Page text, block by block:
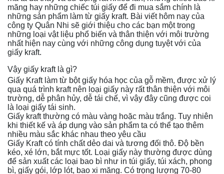
măng hay những chiếc túi giấy để đi mua sắm chính là
những sản phẩm làm từ giấy kraft. Bài viết hôm nay của
công ty Quân Nhi sẽ giới thiệu cho các bạn một trong
những loại vật liệu phổ biến và thân thiện với môi trường
nhất hiện nay cùng với những công dụng tuyệt với của
giấy kraft.
Vậy giấy kraft là gì?
Giấy Kraft làm từ bột giấy hóa học của gỗ mềm, được xử lý
qua quá trình kraft nên loại giấy này rất thân thiện với môi
trường, dễ phân hủy, dễ tái chế, vì vậy đây cũng được coi
là loại giấy tái sinh.
Giấy kraft thường có màu vàng hoặc màu trắng. Tuy nhiên
khi thiết kế và áp dụng vào sản phẩm ta có thể tạo thêm
nhiều màu sắc khác nhau theo yêu cầu
Giấy Kraft có tính chất dẻo dai và tương đối thô. Độ bền
kéo, xé lớn, bắt mực tốt. Loại giấy này thường được dùng
để sản xuất các loại bao bì như in túi giấy, túi xách, phong
bì, giấy gói, lớp lót, bao xi măng. Có trọng lượng 70-80